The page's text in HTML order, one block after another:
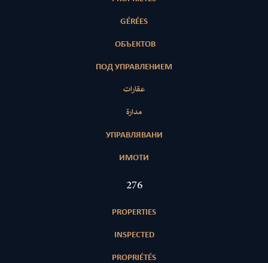
GÉRÉES
ОБЪЕКТОВ
ПОД УПРАВЛЕНИЕМ
عقارات
مدارة
УПРАВЛЯВАНИ
ИМОТИ
402
PROPERTIES
INSPECTED
PROPRIÉTÉS